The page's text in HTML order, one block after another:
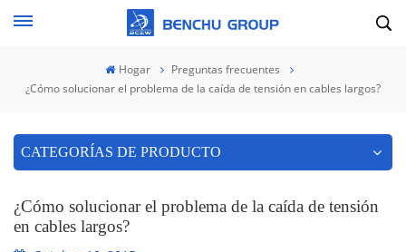
Hogar
Preguntas frecuentes
¿Cómo solucionar el problema de la caída de tensión en cables largos?
CATEGORÍAS DE PRODUCTO
¿Cómo solucionar el problema de la caída de tensión
en cables largos?